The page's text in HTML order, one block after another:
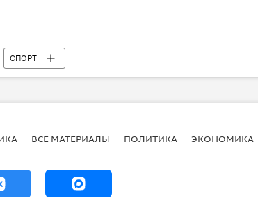
СПОРТ
ВСЕ МАТЕРИАЛЫ ПОЛИТИКА ЭКОНОМИКА